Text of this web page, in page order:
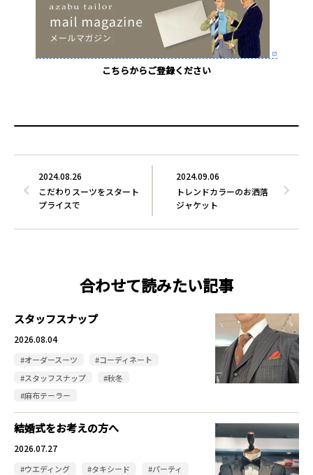
こちらからご登録ください
2024.09.06
トレンドカラーのお洒落
ジャケット
2024.08.26
こだわりスーツをスタート
プライスで
合わせて読みたい記事
スタッフスナップ
2026.08.04
#オーダースーツ
#コーディネート
#スタッフスナップ
#秋冬
#麻布テーラー
結婚式をお考えの方へ
2026.07.27
#ウエディング #タキシード
#パーティ